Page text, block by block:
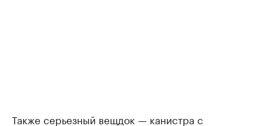
Также серьезный вещдок — канистра с